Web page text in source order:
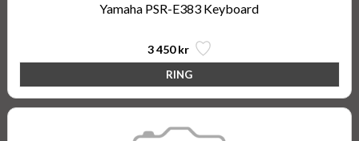
Yamaha PSR-E383 Keyboard
3 450 kr